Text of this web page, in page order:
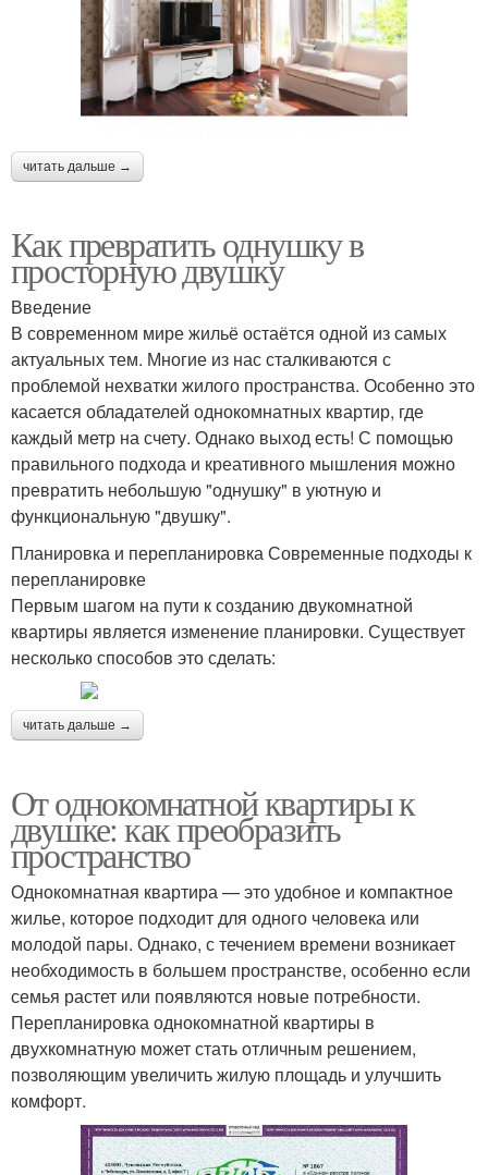
читать дальше →
Как превратить однушку в
просторную двушку
Введение
В современном мире жильё остаётся одной из самых
актуальных тем. Многие из нас сталкиваются с
проблемой нехватки жилого пространства. Особенно это
касается обладателей однокомнатных квартир, где
каждый метр на счету. Однако выход есть! С помощью
правильного подхода и креативного мышления можно
превратить небольшую "однушку" в уютную и
функциональную "двушку".
Планировка и перепланировка Современные подходы к
перепланировке
Первым шагом на пути к созданию двукомнатной
квартиры является изменение планировки. Существует
несколько способов это сделать:
читать дальше →
От однокомнатной квартиры к
двушке: как преобразить
пространство
Однокомнатная квартира — это удобное и компактное
жилье, которое подходит для одного человека или
молодой пары. Однако, с течением времени возникает
необходимость в большем пространстве, особенно если
семья растет или появляются новые потребности.
Перепланировка однокомнатной квартиры в
двухкомнатную может стать отличным решением,
позволяющим увеличить жилую площадь и улучшить
комфорт.